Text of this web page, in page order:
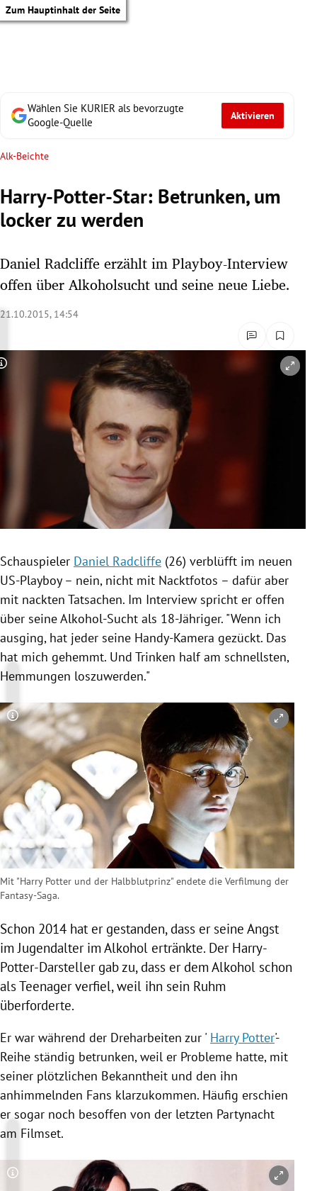
Zum Hauptinhalt der Seite
Untermenü
Untermenü
Untermenü
Untermenü
Untermenü
Untermenü
Wählen Sie KURIER als bevorzugte
Google-Quelle
Aktivieren
Alk-Beichte
Harry-Potter-Star: Betrunken, um
locker zu werden
Daniel Radcliffe erzählt im Playboy-Interview
offen über Alkoholsucht und seine neue Liebe.
21.10.2015, 14:54
Copyright-Hinweis öffnen/schließen
Schauspieler Daniel Radcliffe (26) verblüfft im neuen
US-Playboy – nein, nicht mit Nacktfotos – dafür aber
mit nackten Tatsachen. Im Interview spricht er offen
über seine Alkohol-Sucht als 18-Jähriger. "Wenn ich
ausging, hat jeder seine Handy-Kamera gezückt. Das
hat mich gehemmt. Und Trinken half am schnellsten,
Hemmungen loszuwerden."
Copyright-Hinweis öffnen/schließen
Mit "Harry Potter und der Halbblutprinz" endete die Verfilmung der
Fantasy-Saga.
Schon 2014 hat er gestanden,dass er seine Angst
im Jugendalter im Alkohol ertränkte. Der Harry-
Potter-Darsteller gab zu, dass er dem Alkohol schon
als Teenager verfiel, weil ihn sein Ruhm
überforderte.
Er war während der Dreharbeiten zur ' Harry Potter'-
Reihe ständig betrunken, weil er Probleme hatte, mit
seiner plötzlichen Bekanntheit und den ihn
anhimmelnden Fans klarzukommen. Häufig erschien
er sogar noch besoffen von der letzten Partynacht
am Filmset.
Copyright-Hinweis öffnen/schließen